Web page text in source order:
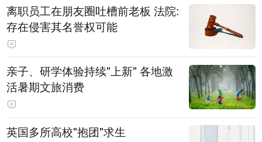
离职员工在朋友圈吐槽前老板 法院:
存在侵害其名誉权可能
亲子、研学体验持续"上新" 各地激
活暑期文旅消费
英国多所高校"抱团"求生